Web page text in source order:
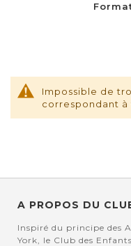
Impossible de
correspondant à
A PROPOS DU
Inspiré du principe des
York, le Club des